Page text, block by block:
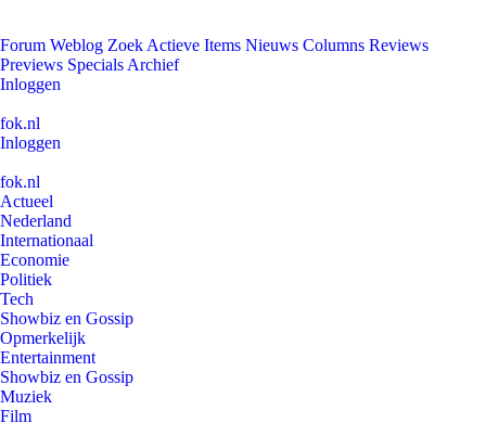
Forum Weblog Zoek Actieve Items Nieuws Columns Reviews
Previews Specials Archief
Inloggen
fok.nl
Inloggen
fok.nl
Actueel
Nederland
Internationaal
Economie
Politiek
Tech
Showbiz en Gossip
Opmerkelijk
Entertainment
Showbiz en Gossip
Muziek
Film